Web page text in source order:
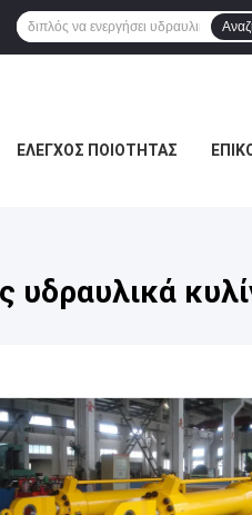
ΈΛΕΓΧΟΣ ΠΟΙΌΤΗΤΑΣ
υδραυλικά